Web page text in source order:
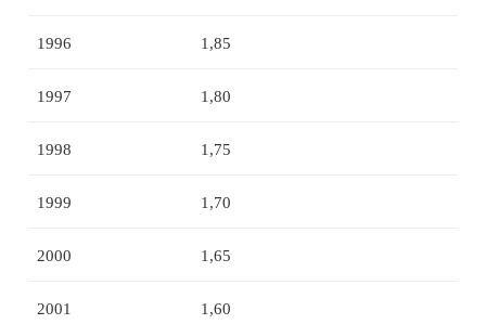
1996 1,85
1997 1,80
1998 1,75
1999 1,70
2000 1,65
2001 1,60